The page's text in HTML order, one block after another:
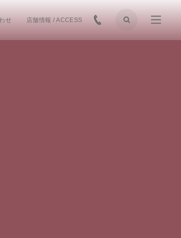
せ 店舗情報 / ACCESS